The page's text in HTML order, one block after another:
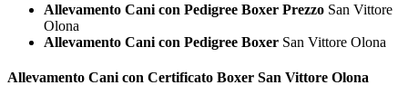
Allevamento Cani con Pedigree Boxer Prezzo San Vittore
Olona
Allevamento Cani con Pedigree Boxer San Vittore Olona
Allevamento Cani con Certificato Boxer San Vittore Olona